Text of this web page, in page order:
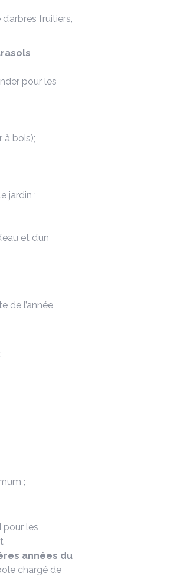
fruitiers,
,
pour les
à bois);
jardin ;
et d’un
de l’année,
;
pour les
années du
chargé de